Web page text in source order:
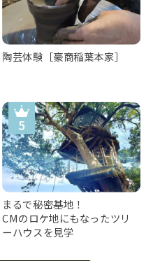
陶芸体験［豪商稲葉本家］
まるで秘密基地！
CMのロケ地にもなったツリ
ーハウスを見学